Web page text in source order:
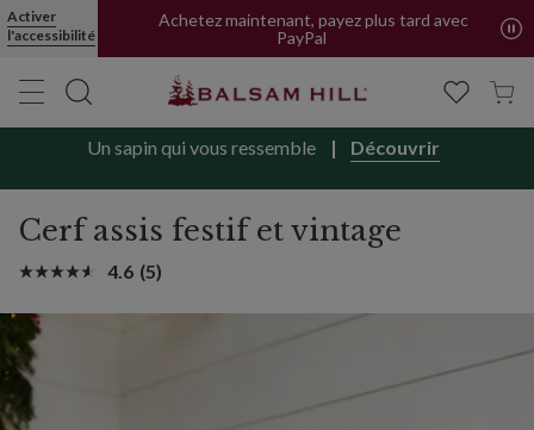
Activer
l'accessibilité
Achetez maintenant, payez plus tard avec
PayPal
Un sapin qui vous ressemble Découvrir
Cerf assis festif et vintage
4.6 (5)